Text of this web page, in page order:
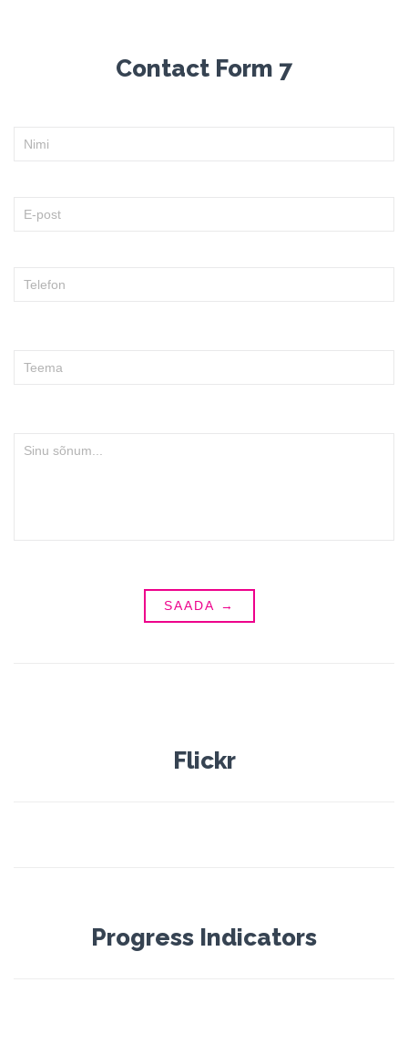
Contact Form 7
Flickr
Progress Indicators